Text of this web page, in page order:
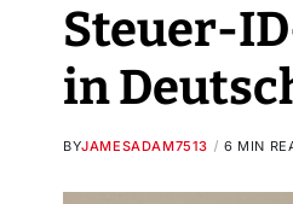
Steuer-
in
BYJAMESADAM7513 6 MIN